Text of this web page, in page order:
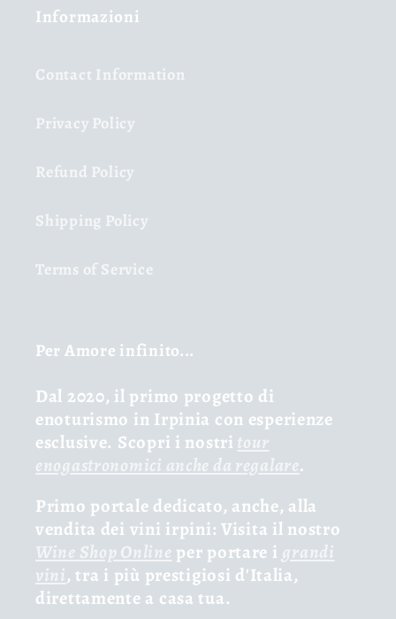
Informazioni
Contact Information
Privacy Policy
Refund Policy
Shipping Policy
Terms of Service
Per Amore infinito...
Dal 2020, il primo progetto di
enoturismo in Irpinia con esperienze
esclusive. Scopri i nostri tour
enogastronomici anche da regalare.
Primo portale dedicato, anche, alla
vendita dei vini irpini: Visita il nostro
Wine Shop Online per portare i grandi
vini, tra i più prestigiosi d'Italia,
direttamente a casa tua.